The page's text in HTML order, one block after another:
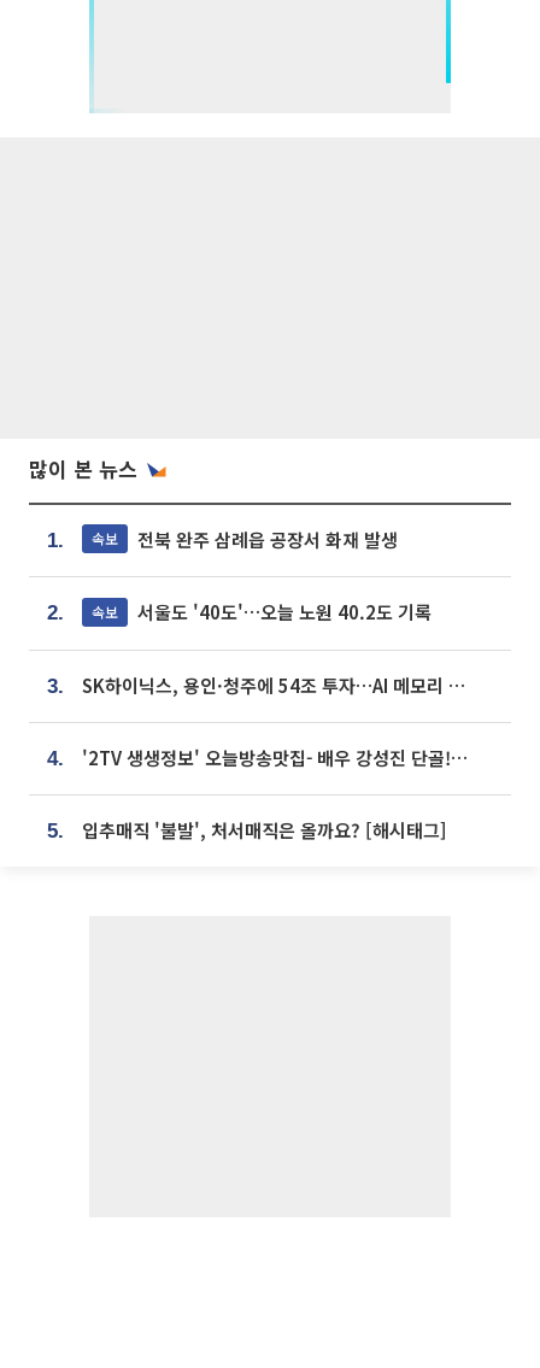
많이 본 뉴스
1. 속보 전북 완주 삼례읍 공장서 화재 발생
2. 속보 서울도 '40도'…오늘 노원 40.2도 기록
3. SK하이닉스, 용인·청주에 54조 투자…AI 메모리 생산기지 키운다
4. '2TV 생생정보' 오늘방송맛집- 배우 강성진 단골! 쌀국수ㆍ푸팟퐁 커리 맛집 '블○○○'
5. 입추매직 '불발', 처서매직은 올까요? [해시태그]